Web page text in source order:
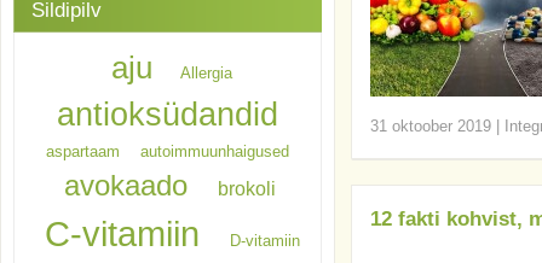
31 oktoober 2019
12 fakti kohvist,
Sildipilv
aju Allergia
antioksüdandid
aspartaam autoimmuunhaigused
avokaado brokoli
C-vitamiin D-vitamiin